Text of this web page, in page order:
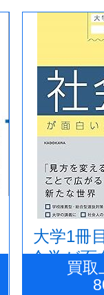
大学1冊
会学が面
買取